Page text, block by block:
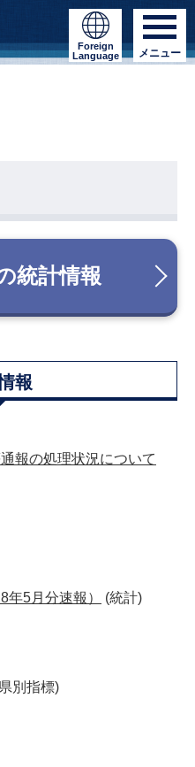
Foreign
Language
メニュー
統計情報
報
報の処理状況について
5月分速報）
(統計)
別指標)